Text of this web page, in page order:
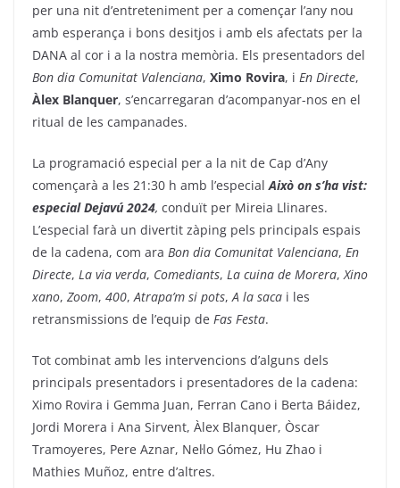
per una nit d’entreteniment per a començar l’any nou
amb esperança i bons desitjos i amb els afectats per la
DANA al cor i a la nostra memòria. Els presentadors del
Bon dia Comunitat Valenciana, Ximo Rovira, i En Directe,
Àlex Blanquer, s’encarregaran d’acompanyar-nos en el
ritual de les campanades.
La programació especial per a la nit de Cap d’Any
començarà a les 21:30 h amb l’especialAixò on s’ha vist:
especial Dejavú 2024, conduït per Mireia Llinares.
L’especial farà un divertit zàping pels principals espais
de la cadena, com ara Bon dia Comunitat Valenciana, En
Directe, La via verda, Comediants, La cuina de Morera,Xino
xano, Zoom, 400,Atrapa’m si pots,A la saca i les
retransmissions de l’equip de Fas Festa.
Tot combinat amb les intervencions d’alguns dels
principals presentadors i presentadores de la cadena:
Ximo Rovira i Gemma Juan, Ferran Cano i Berta Báidez,
Jordi Morera i Ana Sirvent, Àlex Blanquer, Òscar
Tramoyeres, Pere Aznar, Nel·lo Gómez, Hu Zhao i
Mathies Muñoz, entre d’altres.